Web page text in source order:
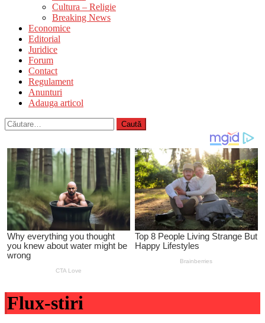
Cultura – Religie
Breaking News
Economice
Editorial
Juridice
Forum
Contact
Regulament
Anunturi
Adauga articol
Caută
după:
Flux-stiri